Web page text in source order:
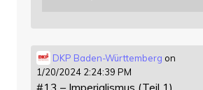
DKP Baden-Württemberg on
1/20/2024 2:24:39 PM
#13 – Imperialismus (Teil 1)